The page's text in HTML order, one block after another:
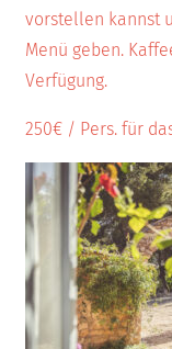
vorstellen kannst
Menü geben.
Verfügung.
250€ / Pers. für